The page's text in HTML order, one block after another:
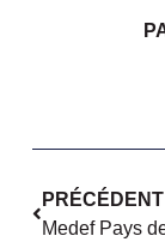
PRÉCÉDENT